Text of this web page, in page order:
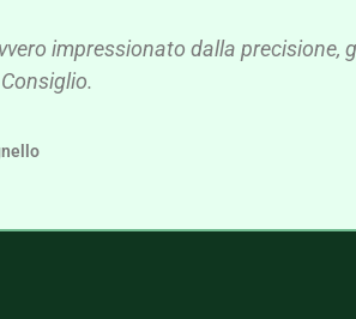
impressionato dalla precisione,